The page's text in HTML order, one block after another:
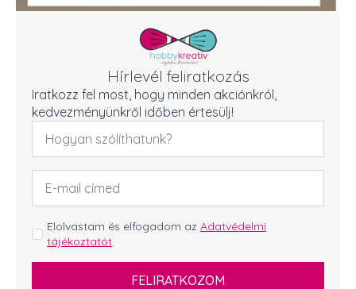
Hírlevél feliratkozás
Iratkozz fel most, hogy minden akciónkról,
kedvezményünkről időben értesülj!
Név
Email
cím
GDPR
*
Elolvastam és elfogadom az Adatvédelmi
tájékoztatót.
FELIRATKOZOM